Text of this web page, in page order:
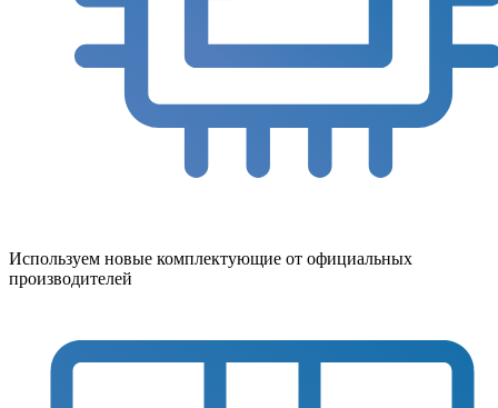
Используем новые комплектующие от официальных
производителей